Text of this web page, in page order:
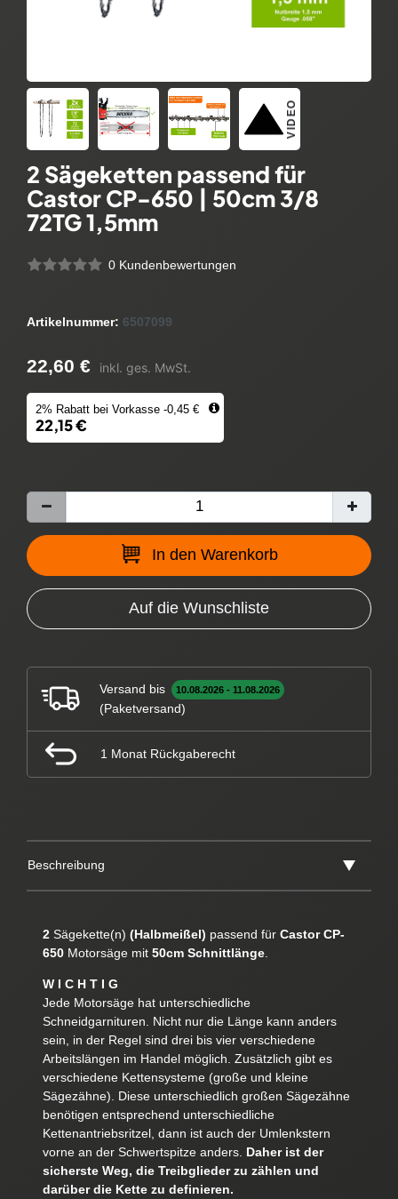
VIDEO
2 Sägeketten passend für
Castor CP-650 | 50cm 3/8
72TG 1,5mm
0 Kundenbewertungen
Artikelnummer: 6507099
22,60 € inkl. ges. MwSt.
2% Rabatt bei Vorkasse -0,45 €
22,15 €
In den Warenkorb
Auf die Wunschliste
Versand bis 10.08.2026 - 11.08.2026
(Paketversand)
1 Monat Rückgaberecht
Beschreibung
2Sägekette(n) (Halbmeißel) passend für Castor CP-
650Motorsäge mit 50cm Schnittlänge.
W I C H T I G
Jede Motorsäge hat unterschiedliche
Schneidgarnituren. Nicht nur die Länge kann anders
sein, in der Regel sind drei bis vier verschiedene
Arbeitslängen im Handel möglich. Zusätzlich gibt es
verschiedene Kettensysteme (große und kleine
Sägezähne). Diese unterschiedlich großen Sägezähne
benötigen entsprechend unterschiedliche
Kettenantriebsritzel, dann ist auch der Umlenkstern
vorne an der Schwertspitze anders. Daher ist der
sicherste Weg, die Treibglieder zu zählen und
darüber die Kette zu definieren.